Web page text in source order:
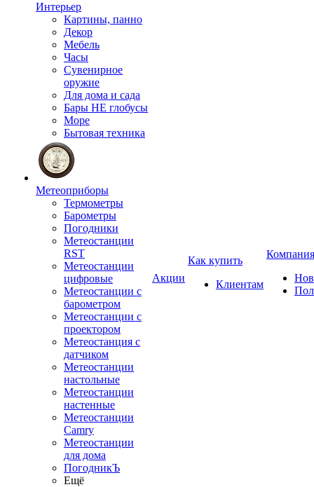
Интерьер
Картины, панно
Декор
Мебель
Часы
Сувенирное
оружие
Для дома и сада
Бары НЕ глобусы
Море
Бытовая техника
Метеоприборы
Термометры
Барометры
Погодники
Метеостанции
RST
Метеостанции
цифровые
Метеостанции с
барометром
Метеостанции с
проектором
Метеостанция с
датчиком
Метеостанции
настольные
Метеостанции
настенные
Метеостанции
Camry
Метеостанции
для дома
ПогодникЪ
Ещё
Акции
Как купить
Клиентам
Компания